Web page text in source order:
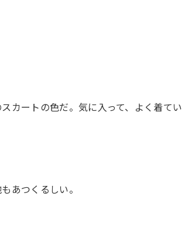
カートの色だ。気に入って、よく着てい
あつくるしい。